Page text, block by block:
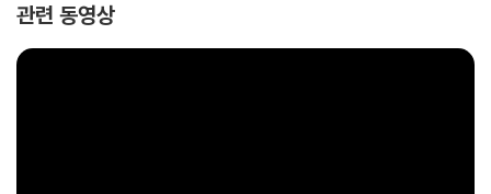
관련 동영상